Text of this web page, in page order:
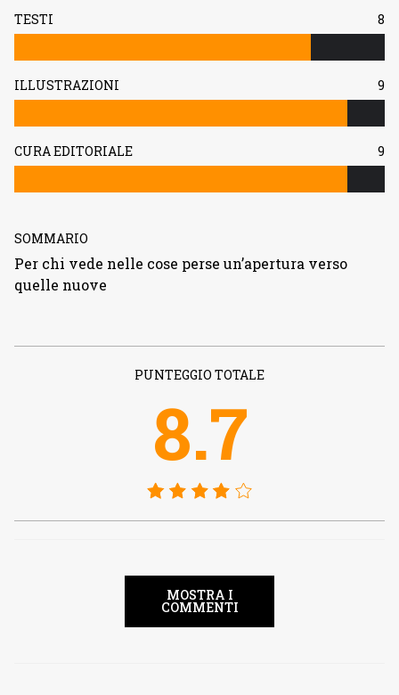
TESTI
8
ILLUSTRAZIONI 9
CURA EDITORIALE 9
SOMMARIO
Per chi vede nelle cose perse un’apertura verso
quelle nuove
PUNTEGGIO TOTALE
8.7
MOSTRA I
COMMENTI